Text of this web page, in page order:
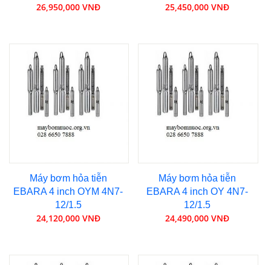
26,950,000 VNĐ 25,450,000 VNĐ
Máy bơm hỏa tiễn
EBARA 4 inch OYM 4N7-
12/1.5
24,120,000 VNĐ
Máy bơm hỏa tiễn
EBARA 4 inch OY 4N7-
12/1.5
24,490,000 VNĐ